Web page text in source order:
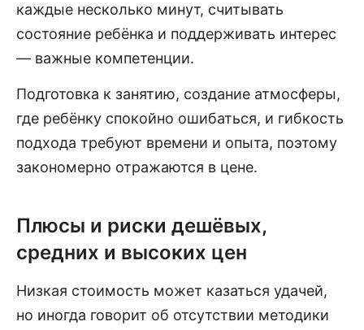
каждые несколько минут, считывать
состояние ребёнка и поддерживать интерес
— важные компетенции.
Подготовка к занятию, создание атмосферы,
где ребёнку спокойно ошибаться, и гибкость
подхода требуют времени и опыта, поэтому
закономерно отражаются в цене.
Плюсы и риски дешёвых,
средних и высоких цен
Низкая стоимость может казаться удачей,
но иногда говорит об отсутствии методики